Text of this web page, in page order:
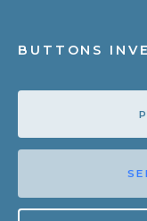
BUTTONS